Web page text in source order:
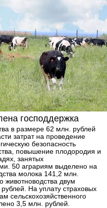
господдержка
в размере 62 млн. рублей
затрат на проведение
безопасность
повышение плодородия и
занятых
50 аграриям выделено на
молока 141,2 млн.
животноводства двум
На уплату страховых
сельскохозяйственного
3,5 млн. рублей.